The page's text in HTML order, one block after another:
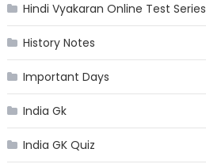
Hindi Vyakaran Online Test Series
History Notes
Important Days
India Gk
India GK Quiz